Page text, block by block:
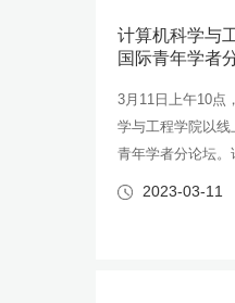
计算机科学与
国际青年学者
3月11日上午10点
学与工程学院以
青年学者分论坛。
2023-03-11